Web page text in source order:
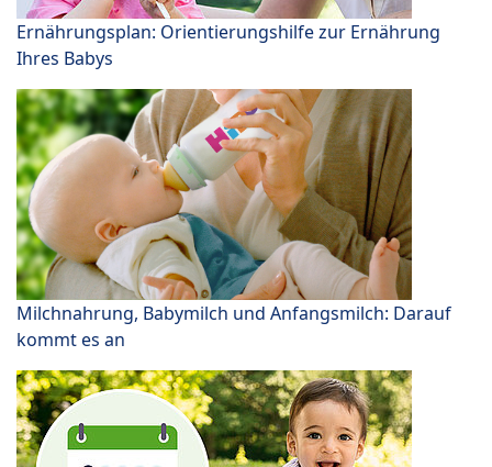
Ernährungsplan: Orientierungshilfe zur Ernährung
Ihres Babys
Milchnahrung, Babymilch und Anfangsmilch: Darauf
kommt es an